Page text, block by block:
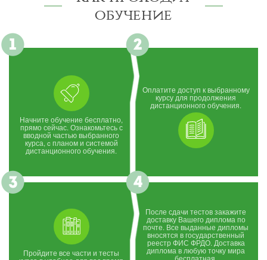
обучение
Начните обучение бесплатно,
прямо сейчас. Ознакомьтесь с
вводной частью выбранного
курса, c планом и системой
дистанционного обучения.
Оплатите доступ к выбранному
курсу для продолжения
дистанционного обучения.
Пройдите все части и тесты
После сдачи тестов закажите
доставку Вашего диплома по
почте. Все выданные дипломы
вносятся в государственный
реестр ФИС ФРДО. Доставка
диплома в любую точку мира
бесплатная.